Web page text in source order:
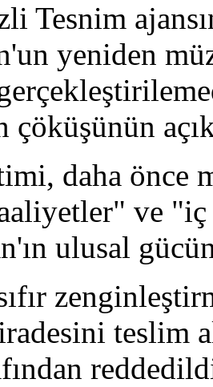
Tesnim
yeniden
çöküşünün
daha önce
ve "iç
ulusal
teslim